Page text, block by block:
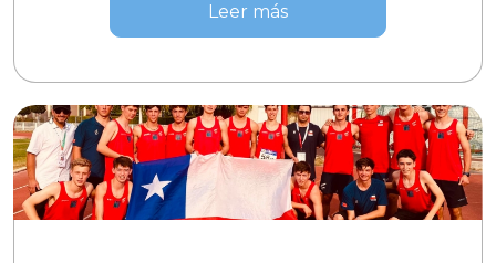
Leer más